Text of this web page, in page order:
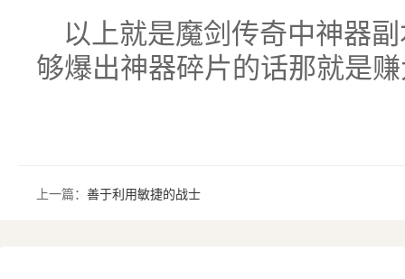
以上就是魔剑传奇中神器
够爆出神器碎片的话那就是
上一篇： 善于利用敏捷的战士